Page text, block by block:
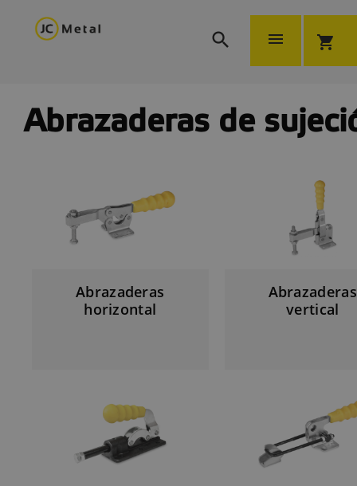
  shopping_cart
Abrazaderas de
Abrazaderas
horizontal
Abrazaderas
vertical